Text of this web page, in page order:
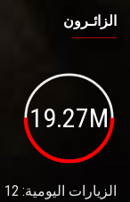
الزائـرون
19.27M
الزيارات اليومية: 12